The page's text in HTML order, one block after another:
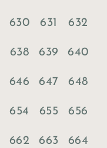
630 631 632
638 639 640
646 647 648
654 655 656
662 663 664